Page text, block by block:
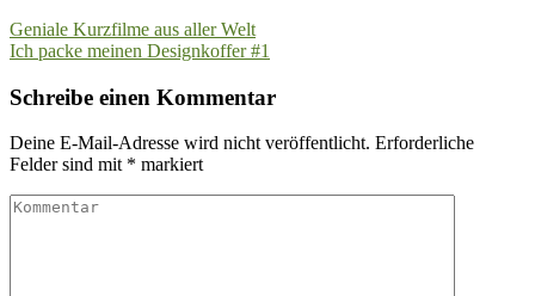
Beitragsnavigation
Geniale Kurzfilme aus aller Welt
Ich packe meinen Designkoffer #1
Schreibe einen Kommentar
Deine E-Mail-Adresse wird nicht veröffentlicht. Erforderliche
Felder sind mit * markiert
Kommentar